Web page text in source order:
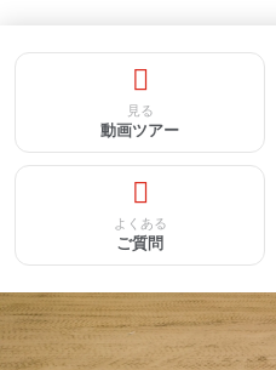
見る
動画ツアー
よくある
ご質問